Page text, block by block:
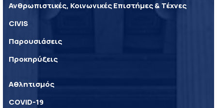
Ανθρωπιστικές, Κοινωνικές Επιστήμες & Τέχνες
CIVIS
Παρουσιάσεις
Προκηρύξεις
Αθλητισμός
COVID-19